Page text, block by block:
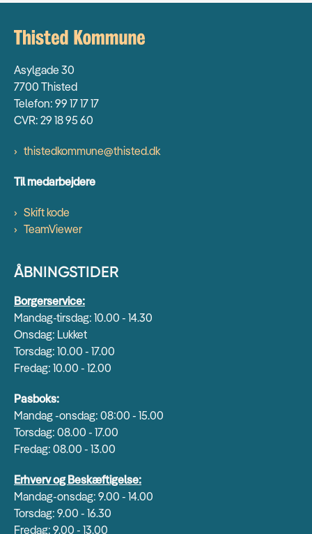
Asylgade 30
7700 Thisted
Telefon: 99 17 17 17
CVR: 29 18 95 60
thistedkommune@thisted.dk
Til medarbejdere
Skift kode
TeamViewer
ÅBNINGSTIDER
Borgerservice:
Mandag-tirsdag: 10.00 - 14.30
Onsdag: Lukket
Torsdag: 10.00 - 17.00
Fredag: 10.00 - 12.00
Pasboks:
Mandag -onsdag: 08:00 - 15.00
Torsdag: 08.00 - 17.00
Fredag: 08.00 - 13.00
Erhverv og Beskæftigelse:
Mandag-onsdag: 9.00 - 14.00
Torsdag: 9.00 - 16.30
Fredag: 9.00 - 13.00